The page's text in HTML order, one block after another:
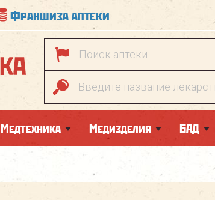
Франшиза аптеки
Медтехника Медизделия БАД